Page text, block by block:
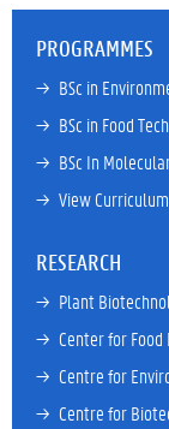
PROGRAMMES
→ BSc in
→ BSc in Food
→ BSc In
→ View Curriculum
RESEARCH
→ Plant
→ Center for
→ Centre for
→ Centre for